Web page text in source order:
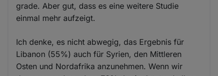
grade. Aber gut, dass es eine weitere Studie
einmal mehr aufzeigt.
Ich denke, es nicht abwegig, das Ergebnis für
Libanon (55%) auch für Syrien, den Mittleren
Osten und Nordafrika anzunehmen. Wenn wir